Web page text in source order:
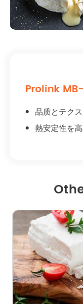
Prolink
品质とテク
熱安定性を